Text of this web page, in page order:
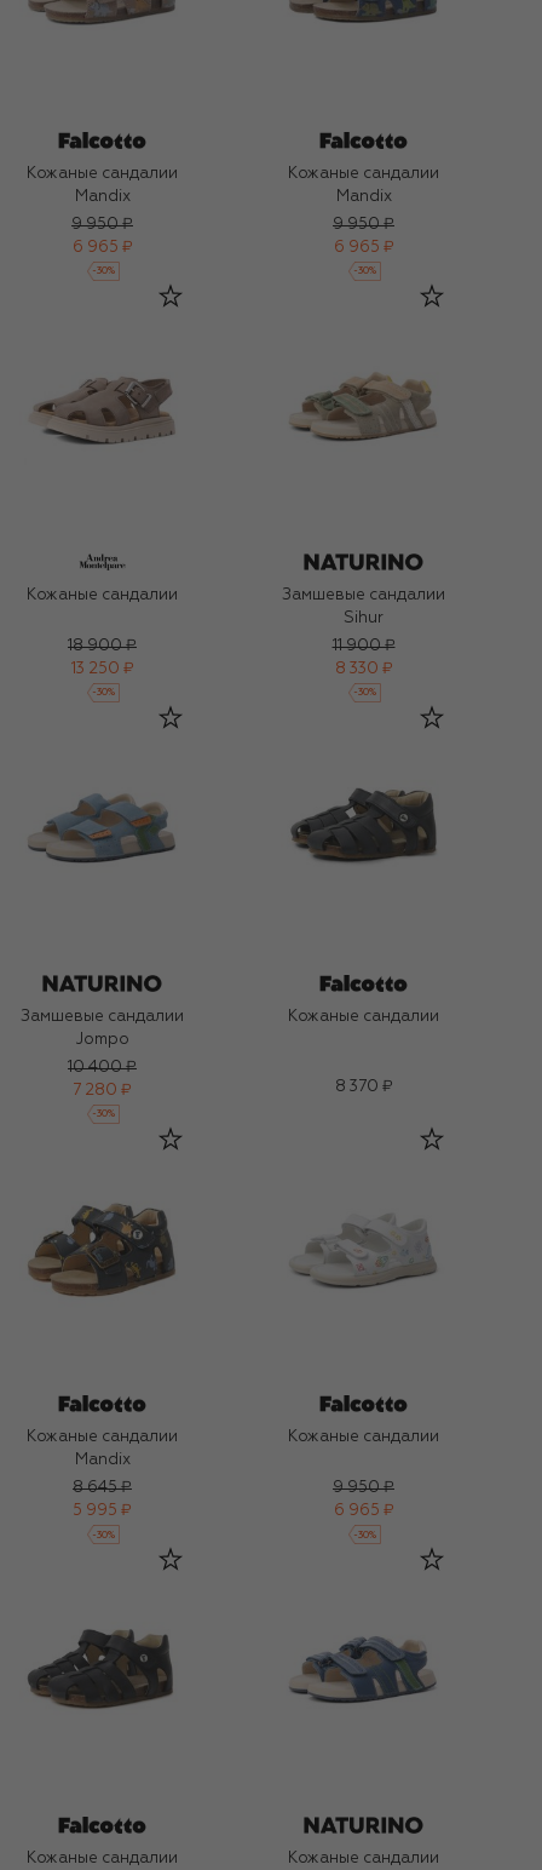
Кожаные сандалии
Mandix
9 950 ₽
6 965 ₽
-30%
Кожаные сандалии
Mandix
9 950 ₽
6 965 ₽
-30%
Кожаные сандалии
18 900 ₽
13 250 ₽
-30%
Замшевые сандалии
Sihur
11 900 ₽
8 330 ₽
-30%
Замшевые сандалии
Jompo
10 400 ₽
7 280 ₽
-30%
Кожаные сандалии
8 370 ₽
Кожаные сандалии
Mandix
8 645 ₽
5 995 ₽
-30%
Кожаные сандалии
9 950 ₽
6 965 ₽
-30%
Кожаные сандалии
Кожаные сандалии